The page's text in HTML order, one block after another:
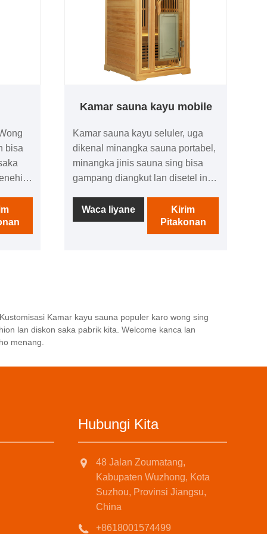
bisa
lan
kita
Kamar sauna kayu mobile
Kamar sauna kayu seluler, uga
dikenal minangka sauna portabel,
minangka jinis sauna sing bisa
gampang diangkut lan disetel ing
digawe saka kayu lan nduweni
kabin terisolasi kanthi sistem
pemanas sing bisa didhukung
Waca liyane
Kirim
Pitakonan
Kamar kayu sauna populer karo wong sing
lan diskon saka pabrik kita. Welcome kanca lan
menang.
Hubungi Kita
48 Jalan Zoumatang,
Kabupaten Wuzhong, Kota
Suzhou, Provinsi Jiangsu,
China
+8618001574499